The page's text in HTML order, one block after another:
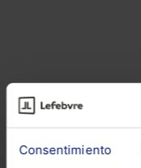
Consentimiento